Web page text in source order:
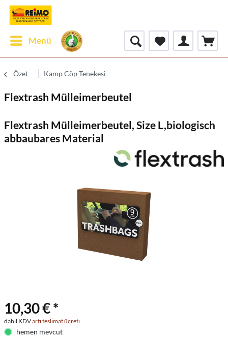
Menü
Özet Kamp Cöp Tenekesi
Flextrash Mülleimerbeutel
Flextrash Mülleimerbeutel, Size L,biologisch
abbaubares Material
10,30 € *
dahil KDVartı teslimat ücreti
hemen mevcut